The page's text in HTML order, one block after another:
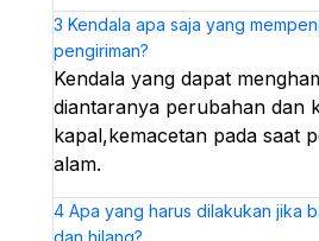
3 Kendala apa saja yang
pengiriman?
Kendala yang dapat
diantaranya perubahan dan
kapal,kemacetan pada saat
alam.
4 Apa yang harus dilakukan jika
dan hilang?